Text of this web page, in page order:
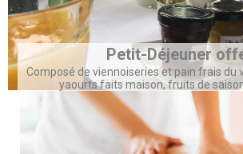
Petit-Déjeuner
Composé de viennoiseries et pain frais du
yaourts faits maison, fruits de